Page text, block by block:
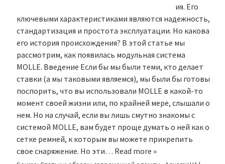
ия. Его
ключевыми характеристиками являются надежность,
стандартизация и простота эксплуатации. Но какова
его история происхождения? В этой статье мы
рассмотрим, как появилась модульная система
MOLLE. Введение Если бы мы были теми, кто делает
ставки (а мы таковыми являемся), мы были бы готовы
поспорить, что вы использовали MOLLE в какой-то
момент своей жизни или, по крайней мере, слышали о
нем. Но на случай, если вы лишь смутно знакомы с
системой MOLLE, вам будет проще думать о ней как о
сетке ремней, к которым вы можете прикрепить
свое снаряжение. Но эти… Read more »